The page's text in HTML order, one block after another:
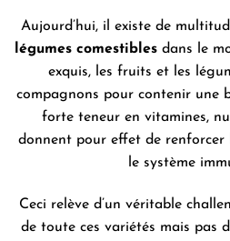
Aujourd’hui, il existe de
légumes comestiblesdans le
exquis, les fruits et les
compagnons pour contenir une
forte teneur en vitamines,
donnent pour effet de renforcer
le système
Ceci relève d’un véritable
de toute ces variétés mais pas